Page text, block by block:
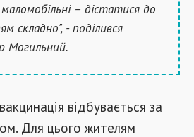
– дістатися до
складно", - поділився
Могильний.
відбувається за
Для цього жителям